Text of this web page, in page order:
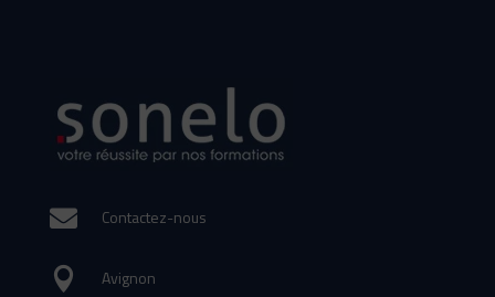
 Contactez-nous
 Avignon